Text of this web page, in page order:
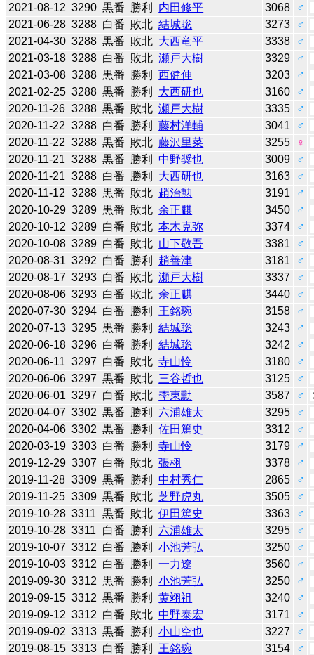
2021-08-12 3290 黒番 勝利 内田修平 3068
♂
2021-06-28 3288 白番 敗北 結城聡 3273
♂
2021-04-30 3288 黒番 敗北 大西竜平 3338
♂
2021-03-18 3288 白番 敗北 瀬戸大樹 3329
♂
2021-03-08 3288 黒番 勝利 西健伸 3203
♂
2021-02-25 3288 黒番 勝利 大西研也 3160
♂
2020-11-26 3288 黒番 敗北 瀬戸大樹 3335
♂
2020-11-22 3288 白番 勝利 藤村洋輔 3041
♂
2020-11-22 3288 黒番 敗北 藤沢里菜 3255
♀
2020-11-21 3288 黒番 勝利 中野奨也 3009
♂
2020-11-21 3288 白番 勝利 大西研也 3163
♂
2020-11-12 3288 黒番 敗北 趙治勲 3191
♂
2020-10-29 3289 黒番 敗北 余正麒 3450
♂
2020-10-12 3289 白番 敗北 本木克弥 3374
♂
2020-10-08 3289 白番 敗北 山下敬吾 3381
♂
2020-08-31 3292 白番 勝利 趙善津 3181
♂
2020-08-17 3293 白番 敗北 瀬戸大樹 3337
♂
2020-08-06 3293 白番 敗北 余正麒 3440
♂
2020-07-30 3294 白番 勝利 王銘琬 3158
♂
2020-07-13 3295 黒番 勝利 結城聡 3243
♂
2020-06-18 3296 白番 勝利 結城聡 3242
♂
2020-06-11 3297 白番 敗北 寺山怜 3180
♂
2020-06-06 3297 黒番 敗北 三谷哲也 3125
♂
2020-06-01 3297 白番 敗北 李東勳 3587
♂
2020-04-07 3302 黒番 勝利 六浦雄太 3295
♂
2020-04-06 3302 黒番 勝利 佐田篤史 3312
♂
2020-03-19 3303 白番 勝利 寺山怜 3179
♂
2019-12-29 3307 白番 敗北 張栩 3378
♂
2019-11-28 3309 黒番 勝利 中村秀仁 2865
♂
2019-11-25 3309 黒番 敗北 芝野虎丸 3505
♂
2019-10-28 3311 黒番 敗北 伊田篤史 3363
♂
2019-10-28 3311 白番 勝利 六浦雄太 3295
♂
2019-10-07 3312 白番 勝利 小池芳弘 3250
♂
2019-10-03 3312 白番 勝利 一力遼 3560
♂
2019-09-30 3312 黒番 勝利 小池芳弘 3250
♂
2019-09-15 3312 黒番 勝利 黄翊祖 3240
♂
2019-09-12 3312 白番 敗北 中野泰宏 3171
♂
2019-09-02 3313 黒番 勝利 小山空也 3227
♂
2019-08-15 3313 白番 勝利 王銘琬 3154
♂